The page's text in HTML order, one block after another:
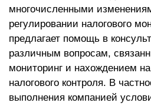
многочисленными
регулировании налогового
предлагает помощь в
различным вопросам,
мониторинг и нахождением
налогового контроля. В
выполнения компанией